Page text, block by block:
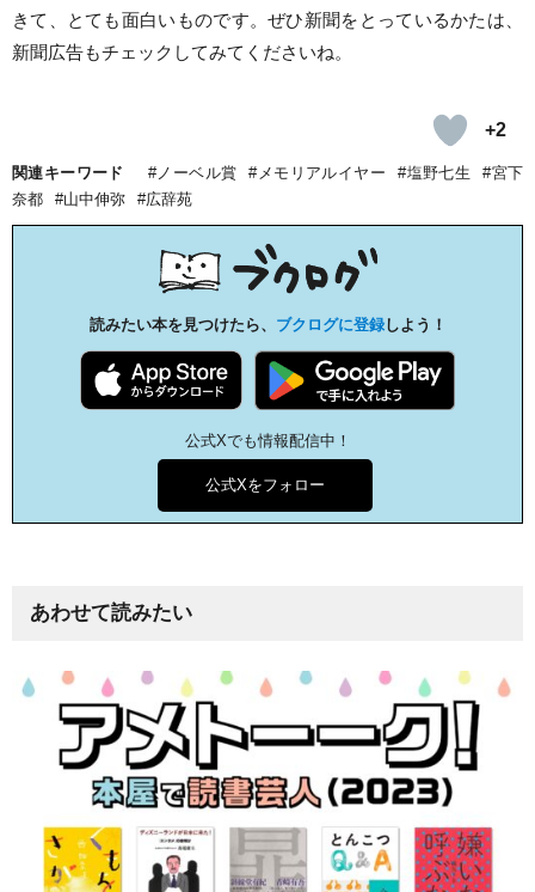
きて、とても面白いものです。ぜひ新聞をとっているかたは、
新聞広告もチェックしてみてくださいね。
+2
関連キーワード ノーベル賞 メモリアルイヤー 塩野七生
宮下
奈都
山中伸弥 広辞苑
読みたい本を見つけたら、 ブクログに登録しよう！
公式Xでも情報配信中！
公式Xをフォロー
あわせて読みたい